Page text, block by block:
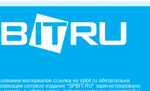
материалов ссылка на spbit.ru обязательна
сетевое издание "SPBIT.RU" зарегистрировано